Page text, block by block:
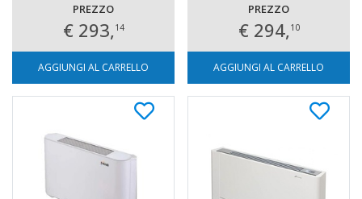
PREZZO
€ 293,14
AGGIUNGI AL CARRELLO
PREZZO
€ 294,10
AGGIUNGI AL CARRELLO